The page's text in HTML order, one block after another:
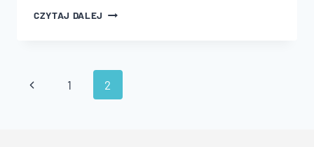
CZYTAJ DALEJ KLUBOWICZKA
GRUDZIEŃ
2024
Nawigacja
Poprzednia
1 2